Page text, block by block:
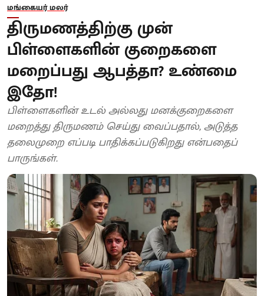
மங்கையர் மலர்
திருமணத்திற்கு முன்
பிள்ளைகளின் குறைகளை
மறைப்பது ஆபத்தா? உண்மை
இதோ!
பிள்ளைகளின் உடல் அல்லது மனக்குறைகளை
மறைத்து திருமணம் செய்து வைப்பதால், அடுத்த
தலைமுறை எப்படி பாதிக்கப்படுகிறது என்பதைப்
பாருங்கள்.